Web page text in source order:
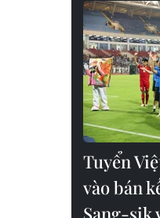
Tuyển
vào bán
Sang-sik